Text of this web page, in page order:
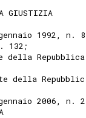
GIUSTIZIA
1992, n.
132;
della
della
2006, n.